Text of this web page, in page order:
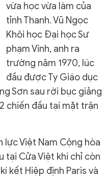
vừa học vừa làm của
tỉnh Thanh. Vũ Ngọc
Khôi học Đại học Sư
phạm Vinh, anh ra
trường năm 1970, lúc
đầu được Ty Giáo dục
Sơn sau rời bục giảng
chiến đấu tại mặt trận
lực Việt Nam Cộng hòa
tại Cửa Việt khi chỉ còn
kết Hiệp định Paris và